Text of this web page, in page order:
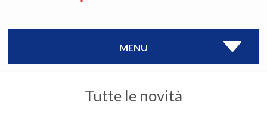
MENU
Tutte le novità